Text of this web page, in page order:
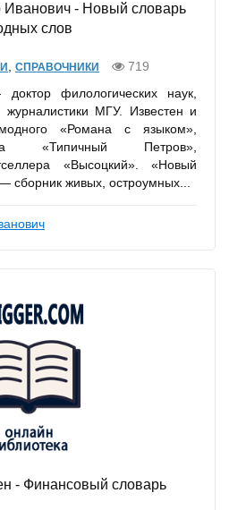
- Новый словарь
слов
, СПРАВОЧНИКИ
719
филологических наук,
журналистики МГУ. Известен и
«Романа с языком»,
«Типичный Петров»,
«Высоцкий». «Новый
сборник живых, остроумных...
- Финансовый словарь